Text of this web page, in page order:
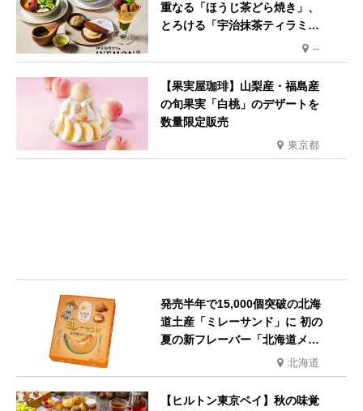
重なる「ほうじ茶どら焼き」、
とろける「宇治抹茶ティラミ
--
【果実屋珈琲】山梨産・福島産
の旬果実「白桃」のデザートを
数量限定販売
東京都
発売半年で15,000個突破の北海
道土産「ミレーサンド」に 初の
夏の新フレーバー「北海道メロ
北海道
【ヒルトン東京ベイ】秋の味覚